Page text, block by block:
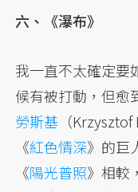
六、《瀑布》
我一直不太確定要
候有被打動，但愈
勞斯基 （
《紅色情深》的巨
《陽光普照》相較